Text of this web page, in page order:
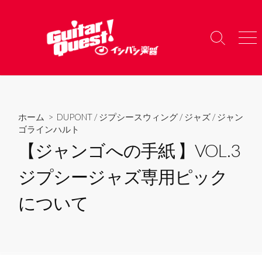
へ
検
り
メ
ー
ホーム > DUPONT /ジプシースウィング /ジャズ /ジャン
ゴラインハルト
【ジャンゴへの手紙 】VOL.3
ジプシージャズ専用ピック
について